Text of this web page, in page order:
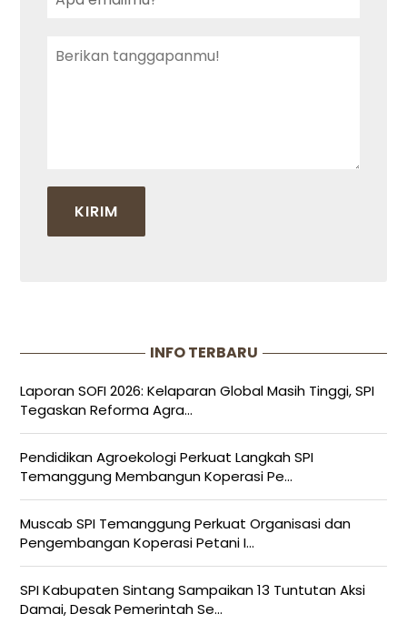
INFO TERBARU
Laporan SOFI 2026: Kelaparan Global Masih Tinggi, SPI
Tegaskan Reforma Agra...
Pendidikan Agroekologi Perkuat Langkah SPI
Temanggung Membangun Koperasi Pe...
Muscab SPI Temanggung Perkuat Organisasi dan
Pengembangan Koperasi Petani I...
SPI Kabupaten Sintang Sampaikan 13 Tuntutan Aksi
Damai, Desak Pemerintah Se...